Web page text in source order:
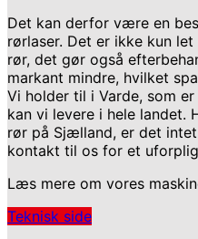
Det kan derfor være en
rørlaser. Det er ikke kun
rør, det gør også
markant mindre, hvilket
Vi holder til i Varde, som
kan vi levere i hele landet.
rør på Sjælland, er det
kontakt til os for et
Læs mere om vores
Teknisk side